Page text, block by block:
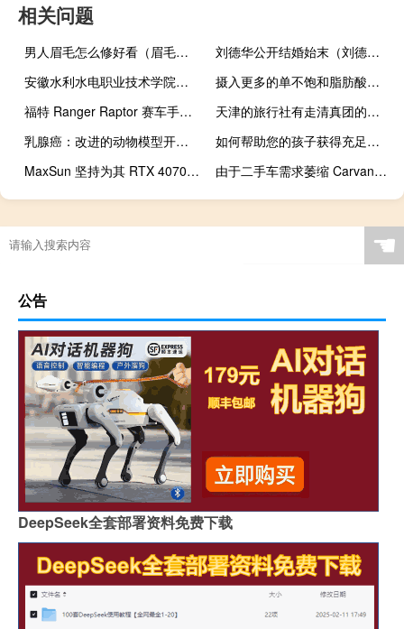
相关问题
男人眉毛怎么修好看（眉毛怎么修好看）
刘德华公开结婚始末（刘德华和谁结婚了）
安徽水利水电职业技术学院邮编（安徽水利水电职业技术学院分数线）
摄入更多的单不饱和脂肪酸可以将患心脏病的风险降低26%
福特 Ranger Raptor 赛车手将在杯赛日揭晓
天津的旅行社有走清真团的吗（天津的旅行社）
乳腺癌：改进的动物模型开辟了新的治疗方法
如何帮助您的孩子获得充足、健康、健脑的睡眠
MaxSun 坚持为其 RTX 4070 SUPER GPU 使用双 8 针电源连接器
由于二手车需求萎缩 Carvana 因亏损超出预期而下滑
☚
公告
DeepSeek全套部署资料免费下载